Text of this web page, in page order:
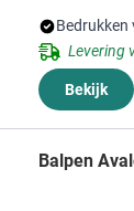
Levering
Bekijk
Balpen